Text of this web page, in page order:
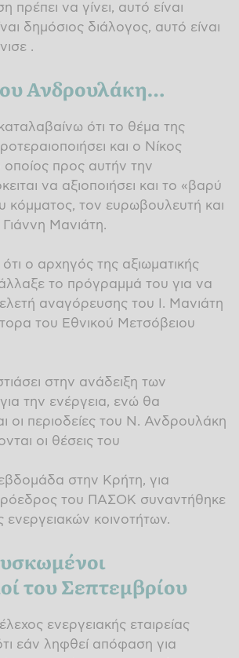
πρέπει να γίνει, αυτό είναι
δημόσιος διάλογος, αυτό είναι
.
Ανδρουλάκη…
ότι το θέμα της
και ο Νίκος
προς αυτήν την
να αξιοποιήσει και το «βαρύ
κόμματος, τον ευρωβουλευτή και
Μανιάτη.
ότι ο αρχηγός της αξιωματικής
άλλαξε το πρόγραμμά του για να
αναγόρευσης του Ι. Μανιάτη
του Εθνικού Μετσόβειου
στην ανάδειξη των
την ενέργεια, ενώ θα
οι περιοδείες του Ν. Ανδρουλάκη
οι θέσεις του
στην Κρήτη, για
του ΠΑΣΟΚ συναντήθηκε
κοινοτήτων.
του Σεπτεμβρίου
ενεργειακής εταιρείας
εάν ληφθεί απόφαση για